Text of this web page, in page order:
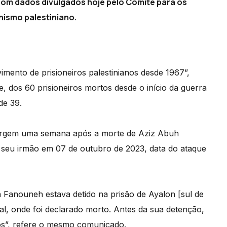
palestiniano.
de prisioneiros palestinianos desde 1967”,
dos 60 prisioneiros mortos desde o início da guerra
39.
uma semana após a morte de Aziz Abuh
irmão em 07 de outubro de 2023, data do ataque
estava detido na prisão de Ayalon [sul de
onde foi declarado morto. Antes da sua detenção,
refere o mesmo comunicado.